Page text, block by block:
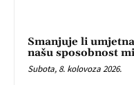
Smanjuje li
našu sposobnost
Subota, 8. kolovoza 2026.